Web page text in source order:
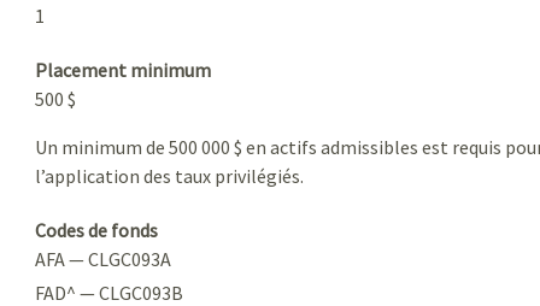
1
Placement minimum
500 $
Un minimum de 500 000 $ en actifs admissibles est requis
l’application des taux privilégiés.
Codes de fonds
AFA — CLGC093A
FAD^ — CLGC093B